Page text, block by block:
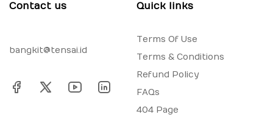
Contact us
bangkit@tensai.id
Quick links
Terms Of Use
Terms & Conditions
Refund Policy
FAQs
404 Page